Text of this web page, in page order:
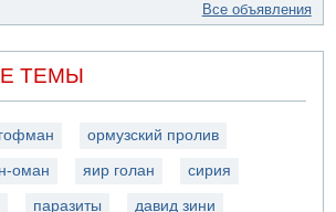
Все объявления
ТЕМЫ
ормузский пролив
оман яир голан сирия
паразиты давид зини